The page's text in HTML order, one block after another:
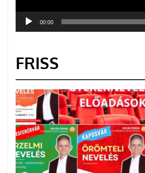
00:00
FRISS